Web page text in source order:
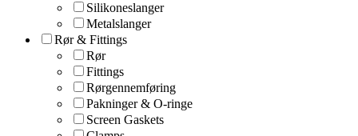
Silikoneslanger
Metalslanger
Rør & Fittings
Rør
Fittings
Rørgennemføring
Pakninger & O-ringe
Screen Gaskets